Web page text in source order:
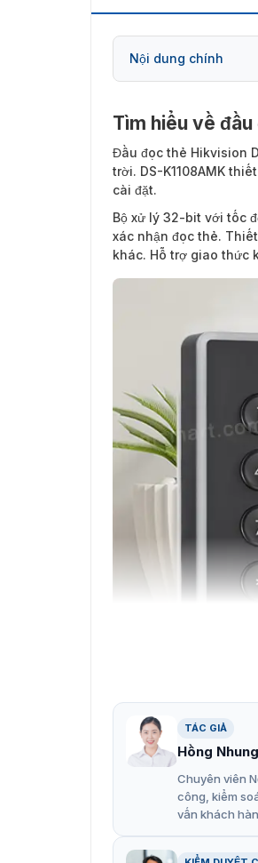
Nội dung chính
Tìm hiểu về
Đầu đọc thẻ Hikvision
trời. DS-K1108AMK
cài đặt.
Bộ xử lý 32-bit với tốc
xác nhận đọc thẻ.
khác. Hỗ trợ giao thức
Tính năng nổi
Có thể thấy, đầu đọc
K1108AM. Giúp thiết
năng nổi bật của sản
Bộ xử lý 32-bit tốc
TÁC GIẢ
Hồng Nhung
Chuyên viên
công, kiểm
vấn khách